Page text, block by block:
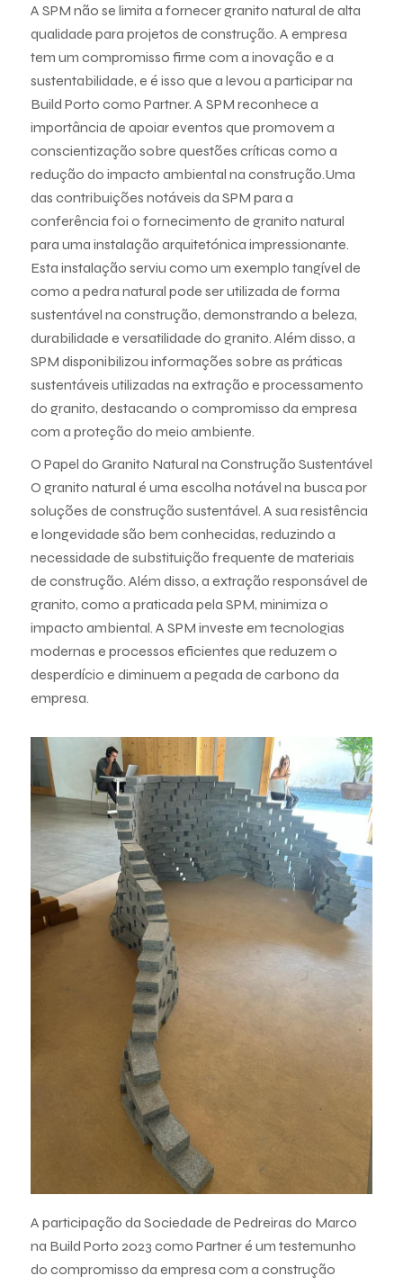
A SPM não se limita a fornecer granito natural de alta
qualidade para projetos de construção. A empresa
tem um compromisso firme com a inovação e a
sustentabilidade, e é isso que a levou a participar na
Build Porto como Partner. A SPM reconhece a
importância de apoiar eventos que promovem a
conscientização sobre questões críticas como a
redução do impacto ambiental na construção.Uma
das contribuições notáveis da SPM para a
conferência foi o fornecimento de granito natural
para uma instalação arquitetónica impressionante.
Esta instalação serviu como um exemplo tangível de
como a pedra natural pode ser utilizada de forma
sustentável na construção, demonstrando a beleza,
durabilidade e versatilidade do granito. Além disso, a
SPM disponibilizou informações sobre as práticas
sustentáveis utilizadas na extração e processamento
do granito, destacando o compromisso da empresa
com a proteção do meio ambiente.
O Papel do Granito Natural na Construção Sustentável
O granito natural é uma escolha notável na busca por
soluções de construção sustentável. A sua resistência
e longevidade são bem conhecidas, reduzindo a
necessidade de substituição frequente de materiais
de construção. Além disso, a extração responsável de
granito, como a praticada pela SPM, minimiza o
impacto ambiental. A SPM investe em tecnologias
modernas e processos eficientes que reduzem o
desperdício e diminuem a pegada de carbono da
empresa.
A participação da Sociedade de Pedreiras do Marco
na Build Porto 2023 como Partner é um testemunho
do compromisso da empresa com a construção